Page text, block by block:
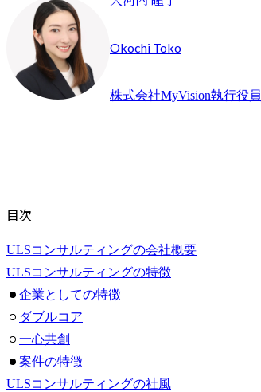
Okochi Toko
株式会社MyVision執行役員
目次
ULSコンサルティングの会社概要
ULSコンサルティングの特徴
企業としての特徴
ダブルコア
一心共創
案件の特徴
ULSコンサルティングの社風